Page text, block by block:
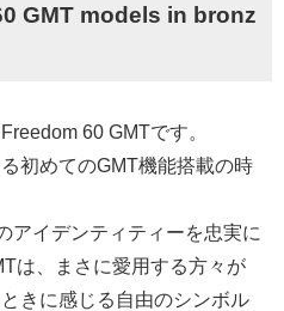
GMT models in bronz
60 GMTです。
初めてのGMT機能搭載の時
アイデンティティーを忠実に
は、まさに愛用する方々が
きに感じる自由のシンボル